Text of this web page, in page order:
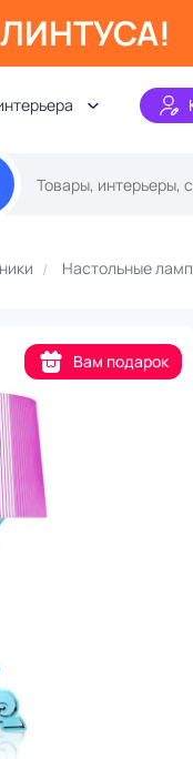
Настольные
Вам подарок